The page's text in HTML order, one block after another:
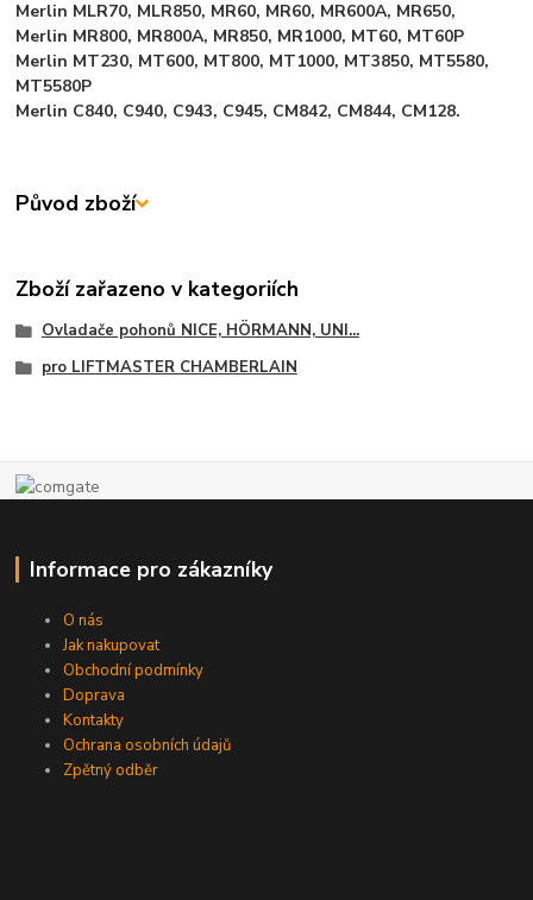
Merlin MLR70, MLR850, MR60, MR60, MR600A, MR650,
Merlin MR800, MR800A, MR850, MR1000, MT60, MT60P
Merlin MT230, MT600, MT800, MT1000, MT3850, MT5580,
MT5580P
Merlin C840, C940, C943, C945, CM842, CM844, CM128.
Původ zboží
Zboží zařazeno v kategoriích
Ovladače pohonů NICE, HÖRMANN, UNI...
pro LIFTMASTER CHAMBERLAIN
Informace pro zákazníky
O nás
Jak nakupovat
Obchodní podmínky
Doprava
Kontakty
Ochrana osobních údajů
Zpětný odběr